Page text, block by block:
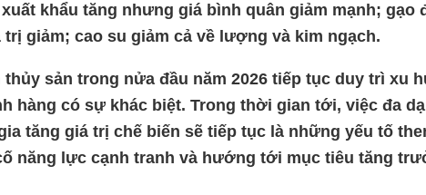
khẩu tăng nhưng giá bình quân giảm mạnh; gạo
giảm; cao su giảm cả về lượng và kim ngạch.
sản trong nửa đầu năm 2026 tiếp tục duy trì xu
hàng có sự khác biệt. Trong thời gian tới, việc đa
tăng giá trị chế biến sẽ tiếp tục là những yếu tố
năng lực cạnh tranh và hướng tới mục tiêu tăng